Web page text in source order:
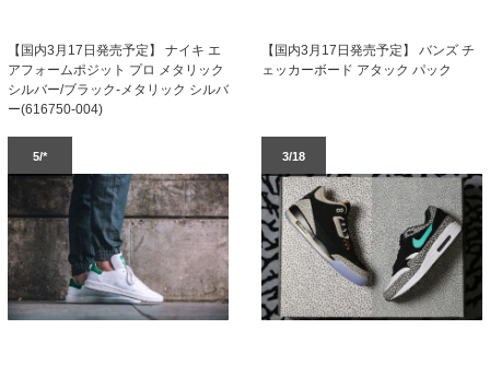
【国内3月17日発売予定】 ナイキ エ
アフォームポジット プロ メタリック
シルバー/ブラック-メタリック シルバ
ー(616750-004)
【国内3月17日発売予定】 バンズ チ
ェッカーボード アタック パック
5/* 3/18